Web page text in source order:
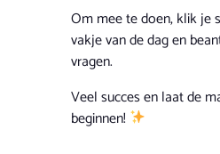
Om mee te doen, klik je
vakje van de dag en
vragen.
Veel succes en laat de
beginnen!